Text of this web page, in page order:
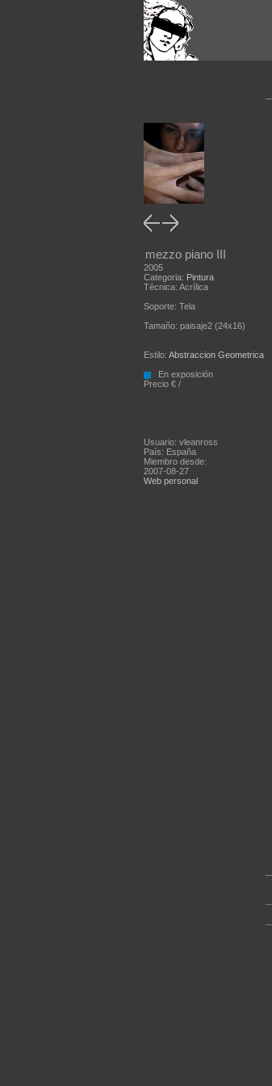
mezzo piano III
2005
Categoria: Pintura
Técnica: Acrílica
Soporte: Tela
Tamaño: paisaje2 (24x16)
Estilo: Abstraccion Geometrica
En exposición
Precio € /
Usuario: vleanross
País: España
Miembro desde:
2007-08-27
Web personal